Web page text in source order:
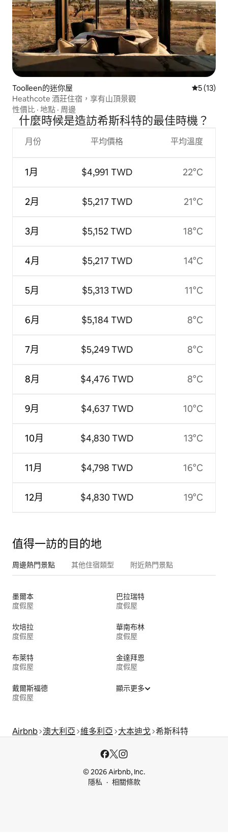
Toolleen的迷你屋 從 13 則
5 (13)
Heathcote 酒莊住宿，享有山頂景觀
性價比 · 地點 · 周邊
什麼時候是造訪希斯科特的最佳時機？
月份
1月
2月
3月
4月
5月
6月
7月
8月
9月
10月
11月
12月
平均價格
$4,991 TWD
$5,217 TWD
$5,152 TWD
$5,217 TWD
$5,313 TWD
$5,184 TWD
$5,249 TWD
$4,476 TWD
$4,637 TWD
$4,830 TWD
$4,798 TWD
$4,830 TWD
平均溫度
22°C
21°C
18°C
14°C
11°C
8°C
8°C
8°C
10°C
13°C
16°C
19°C
值得一訪的目的地
周邊熱門景點 其他住宿類型 附近熱門景點
墨爾本
度假屋
巴拉瑞特
度假屋
坎培拉
度假屋
華南布林
度假屋
布萊特
度假屋
金達拜恩
度假屋
戴爾斯福德
度假屋
顯示更多
Airbnb 澳大利亞 維多利亞 大本迪戈 希斯科特
© 2026 Airbnb, Inc.
隱私
相關條款